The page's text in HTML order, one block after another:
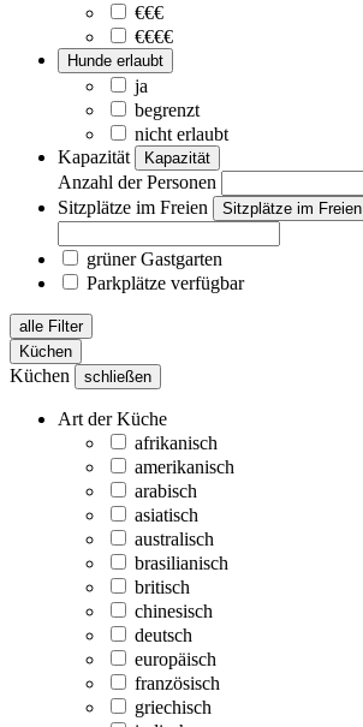
€€€
€€€€
Hunde erlaubt
ja
begrenzt
nicht erlaubt
Kapazität
Kapazität
Anzahl der Personen
Sitzplätze im Freien
Sitzplätze im Freien
grüner Gastgarten
Parkplätze verfügbar
alle Filter
Küchen
Küchen schließen
Art der Küche
afrikanisch
amerikanisch
arabisch
asiatisch
australisch
brasilianisch
britisch
chinesisch
deutsch
europäisch
französisch
griechisch